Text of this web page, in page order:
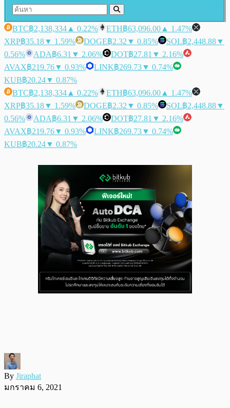
BTC฿2,138,334 ▲ 0.22% ETH฿63,096.00 ▲ 1.47%
XRP฿35.18▼ 1.59% DOGE฿2.32 ▼ 0.85% SOL฿2,448.88▼
0.56%
ADA฿6.31 ▼ 2.06% DOT฿27.81 ▼ 2.16%
AVAX฿219.76▼ 0.93% LINK฿269.73▼ 0.74%
KUB฿20.24▼ 0.87%
BTC฿2,138,334 ▲ 0.22% ETH฿63,096.00 ▲ 1.47%
XRP฿35.18▼ 1.59% DOGE฿2.32 ▼ 0.85% SOL฿2,448.88▼
0.56%
ADA฿6.31 ▼ 2.06% DOT฿27.81 ▼ 2.16%
AVAX฿219.76▼ 0.93% LINK฿269.73▼ 0.74%
KUB฿20.24▼ 0.87%
By Jiraphat
มกราคม 6, 2021